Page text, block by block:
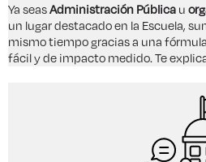
Ya seasAdministración Públicau
un lugar destacado en la Escuela,
mismo tiempo gracias a una
fácil y de impacto medido. Te